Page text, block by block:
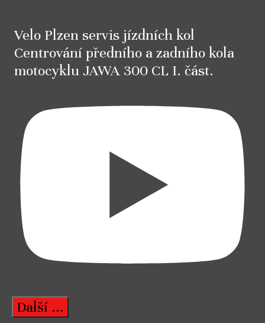
Velo Plzen servis jízdních kol
Centrování předního a zadního kola
motocyklu JAWA 300 CL I. část.
Další ...